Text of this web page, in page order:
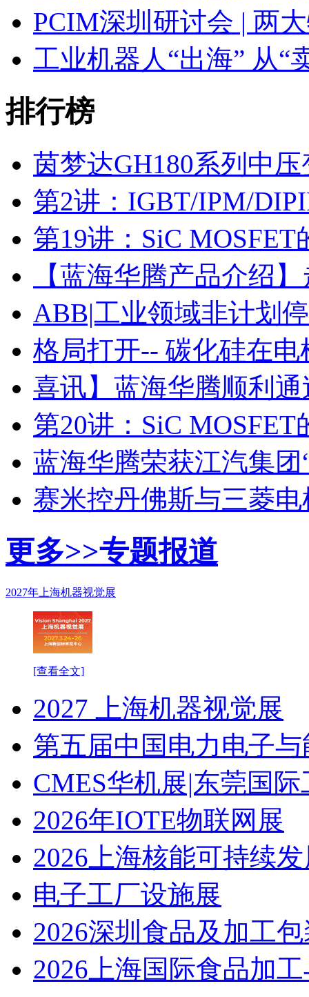
PCIM深圳研讨会 | 两
工业机器人“出海” 从“
排行榜
茵梦达GH180系列中
第2讲：IGBT/IPM/
第19讲：SiC
【蓝海华腾产品介绍
ABB|工业领域非计划
格局打开-- 碳化硅在
喜讯】蓝海华腾顺利通
第20讲：SiC
蓝海华腾荣获江汽集
赛米控丹佛斯与三菱
更多>>专题报道
2027年上海机器视觉展
[查看全文]
2027 上海机器视觉展
第五届中国电力电子
CMES华机展|东莞国
2026年IOTE物联网展
2026上海核能可持续
电子工厂设施展
2026深圳食品及加工
2026上海国际食品加